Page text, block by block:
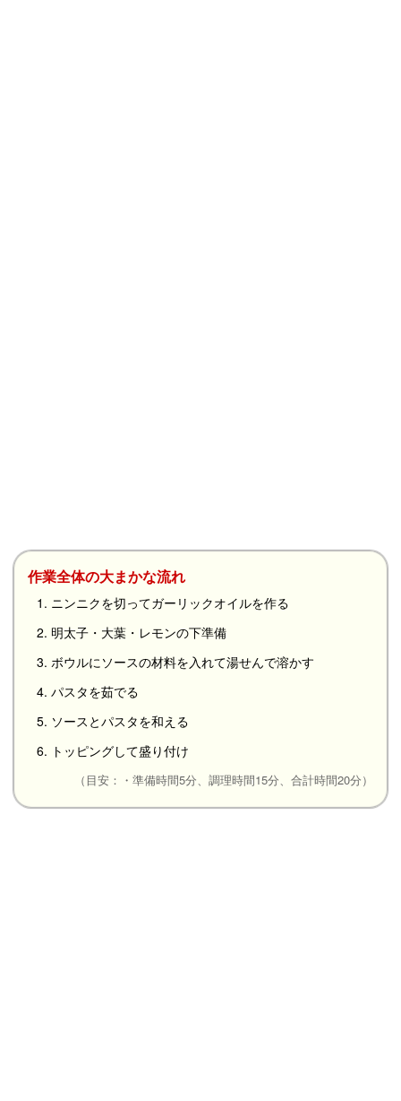
作業全体の大まかな流れ
1. ニンニクを切ってガーリックオイルを作る
2. 明太子・大葉・レモンの下準備
3. ボウルにソースの材料を入れて湯せんで溶かす
4. パスタを茹でる
5. ソースとパスタを和える
6. トッピングして盛り付け
（目安：・準備時間5分、調理時間15分、合計時間20分）